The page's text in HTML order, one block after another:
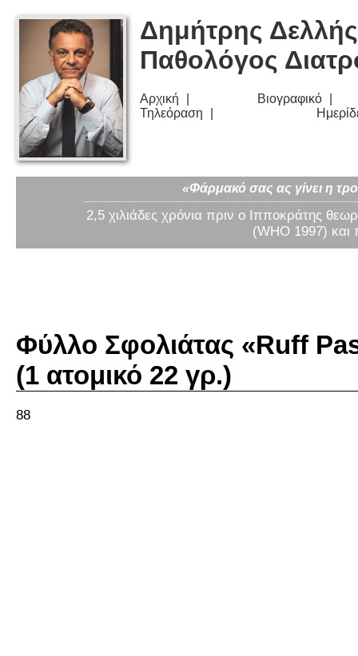
Δημήτρης
Παθολόγος
Αρχική
Βιογραφικό
Τηλεόραση
«Φάρμακό σας ας γίνει η
2,5 χιλιάδες χρόνια πριν ο Ιπποκράτης
(WHO 1997) και
Φύλλο Σφολιάτας «Ruff
(1 ατομικό 22 γρ.)
88